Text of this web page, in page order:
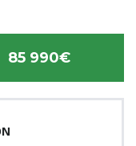
85 990€